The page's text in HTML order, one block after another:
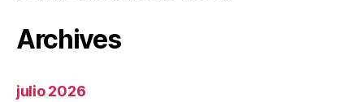
Archives
julio 2026